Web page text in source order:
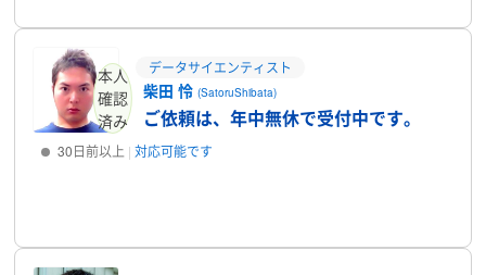
本人
確認
済み
データサイエンティスト
柴田 怜(SatoruShibata)
ご依頼は、年中無休で受付中です。
30日前以上 対応可能です